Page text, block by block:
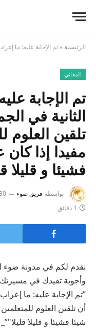
الرئيسية »تم الإجابة عليه: ما إعراب قليلا الثانية في
المعاني
تم الإجابة
الثانية في
تلقين العلوم
مفيدا إذا
فشيئا و قليلا
بواسطة فريق ضوء 30
1 دقائق
نقدم لكم في مدونة ضوء
وأجوبة تفيدك في مسيرتك
“تم الإجابة عليه: ما
أن تلقين العلوم
شيئا فشيئا و قليلا